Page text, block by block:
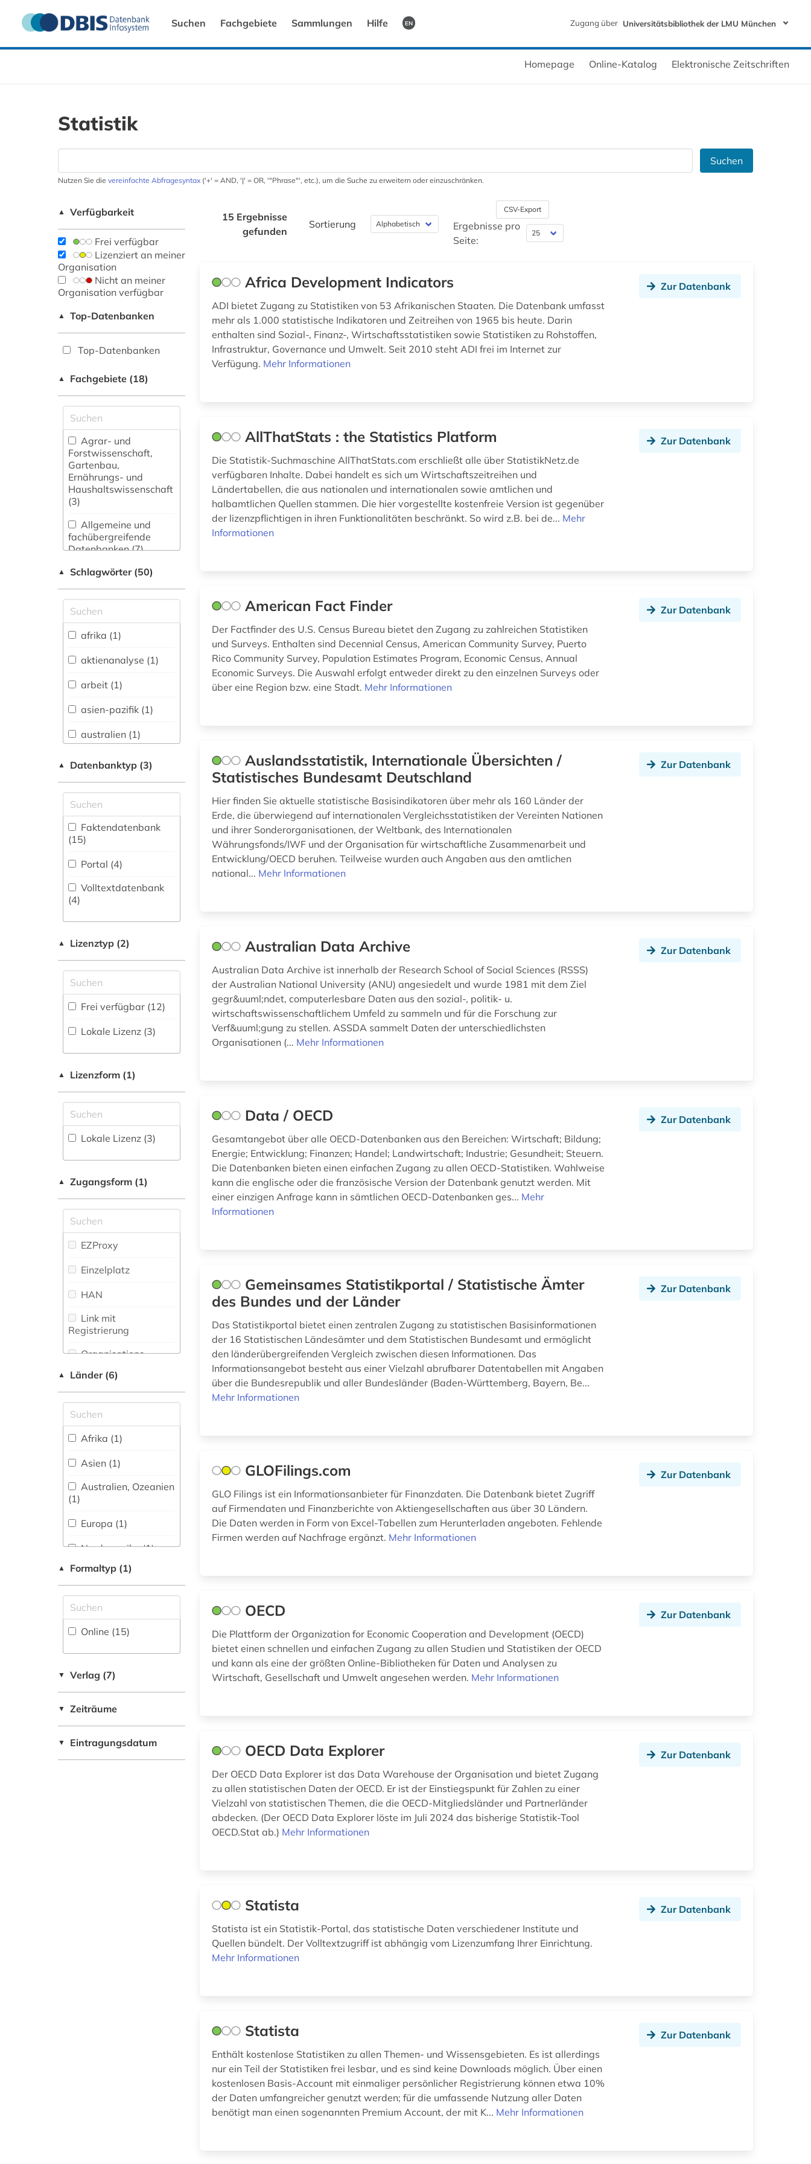
Suchen Fachgebiete Sammlungen Hilfe EN Zugang über Universitätsbibliothek der LMU München
Homepage Online-Katalog Elektronische Zeitschriften
Statistik
Suchen
Nutzen Sie die vereinfachte Abfragesyntax ('+' = AND, '|' = OR, '"Phrase"', etc.), um die Suche zu erweitern oder einzuschränken.
▲ Verfügbarkeit
Frei verfügbar
Lizenziert an meiner
Organisation
Nicht an meiner
Organisation verfügbar
▲ Top-Datenbanken
Top-Datenbanken
▲ Fachgebiete (18)
Agrar- und
Forstwissenschaft,
Gartenbau,
Ernährungs- und
Haushaltswissenschaft
(3)
Allgemeine und
fachübergreifende
Datenbanken (7)
Energietechnik (4)
Ethnologie (1)
Geographie (1)
Gesundheitswissenschaften
Natur- und
Pädagogik (3)
Politologie (7)
Rechtswissenschaft
(2)
Soziologie (11)
Statistik (15)
Theologie und
Religionswissenschaften
(1)
und Fertigungstechnik (1)
▲ Schlagwörter (50)
afrika (1)
aktienanalyse (1)
arbeit (1)
asien-pazifik (1)
australien (1)
bevölkerungsstatistik
(1)
bildung (1)
datenanalyse (1)
deutschland (1)
dienstleistung (1)
europa (1)
faktendatenbank (1)
finanzwirtschaft (1)
geschlechterforschung
gesellschaftswissenschaften
(1)
gesundheit (1)
gesundheitsindikator
(1)
globalisierung (1)
mitgliedsstaaten (1)
oecd (3)
oecd-staaten (1)
politikwissenschaft
(1)
sozialer indikator (1)
sozialwissenschaft
soziologie (1)
statistik (9)
statistische
datenbank (2)
steuer (1)
technologie (1)
umwelt (1)
verkehr (1)
▲ Datenbanktyp (3)
Faktendatenbank
(15)
Portal (4)
Volltextdatenbank
(4)
▲ Lizenztyp (2)
Frei verfügbar (12)
Lokale Lizenz (3)
▲ Lizenzform (1)
Lokale Lizenz (3)
▲ Zugangsform (1)
EZProxy
Einzelplatz
HAN
Link mit
Registrierung
Organisations-
Shibboleth (1)
Zugriff vor Ort
▲ Länder (6)
Afrika (1)
Asien (1)
Australien, Ozeanien
(1)
Europa (1)
Nordamerika (1)
USA (1)
▲ Formaltyp (1)
Online (15)
▼ Verlag (7)
▼ Zeiträume
▼ Eintragungsdatum
15 Ergebnisse
gefunden
Sortierung
CSV-Export
Ergebnisse pro
Seite:
Africa Development Indicators
ADI bietet Zugang zu Statistiken von 53 Afrikanischen Staaten. Die Datenbank umfasst
mehr als 1.000 statistische Indikatoren und Zeitreihen von 1965 bis heute. Darin
enthalten sind Sozial-, Finanz-, Wirtschaftsstatistiken sowie Statistiken zu Rohstoffen,
Infrastruktur, Governance und Umwelt. Seit 2010 steht ADI frei im Internet zur
Verfügung. Mehr Informationen
Zur Datenbank
AllThatStats : the Statistics Platform
Die Statistik-Suchmaschine AllThatStats.com erschließt alle über StatistikNetz.de
verfügbaren Inhalte. Dabei handelt es sich um Wirtschaftszeitreihen und
Ländertabellen, die aus nationalen und internationalen sowie amtlichen und
halbamtlichen Quellen stammen. Die hier vorgestellte kostenfreie Version ist gegenüber
der lizenzpflichtigen in ihren Funktionalitäten beschränkt. So wird z.B. bei de... Mehr
Informationen
Zur Datenbank
American Fact Finder
Der Factfinder des U.S. Census Bureau bietet den Zugang zu zahlreichen Statistiken
und Surveys. Enthalten sind Decennial Census, American Community Survey, Puerto
Rico Community Survey, Population Estimates Program, Economic Census, Annual
Economic Surveys. Die Auswahl erfolgt entweder direkt zu den einzelnen Surveys oder
über eine Region bzw. eine Stadt. Mehr Informationen
Zur Datenbank
Auslandsstatistik, Internationale Übersichten /
Statistisches Bundesamt Deutschland
Hier finden Sie aktuelle statistische Basisindikatoren über mehr als 160 Länder der
Erde, die überwiegend auf internationalen Vergleichsstatistiken der Vereinten Nationen
und ihrer Sonderorganisationen, der Weltbank, des Internationalen
Währungsfonds/IWF und der Organisation für wirtschaftliche Zusammenarbeit und
Entwicklung/OECD beruhen. Teilweise wurden auch Angaben aus den amtlichen
national... Mehr Informationen
Zur Datenbank
Australian Data Archive
Australian Data Archive ist innerhalb der Research School of Social Sciences (RSSS)
der Australian National University (ANU) angesiedelt und wurde 1981 mit dem Ziel
gegr&uuml;ndet, computerlesbare Daten aus den sozial-, politik- u.
wirtschaftswissenschaftlichem Umfeld zu sammeln und für die Forschung zur
Verf&uuml;gung zu stellen. ASSDA sammelt Daten der unterschiedlichsten
Organisationen (... Mehr Informationen
Zur Datenbank
Data / OECD
Gesamtangebot über alle OECD-Datenbanken aus den Bereichen: Wirtschaft; Bildung;
Energie; Entwicklung; Finanzen; Handel; Landwirtschaft; Industrie; Gesundheit; Steuern.
Die Datenbanken bieten einen einfachen Zugang zu allen OECD-Statistiken. Wahlweise
kann die englische oder die französische Version der Datenbank genutzt werden. Mit
einer einzigen Anfrage kann in sämtlichen OECD-Datenbanken ges... Mehr
Informationen
Zur Datenbank
Gemeinsames Statistikportal / Statistische Ämter
des Bundes und der Länder
Das Statistikportal bietet einen zentralen Zugang zu statistischen Basisinformationen
der 16 Statistischen Ländesämter und dem Statistischen Bundesamt und ermöglicht
den länderübergreifenden Vergleich zwischen diesen Informationen. Das
Informationsangebot besteht aus einer Vielzahl abrufbarer Datentabellen mit Angaben
über die Bundesrepublik und aller Bundesländer (Baden-Württemberg, Bayern, Be...
Mehr Informationen
Zur Datenbank
GLOFilings.com
GLO Filings ist ein Informationsanbieter für Finanzdaten. Die Datenbank bietet Zugriff
auf Firmendaten und Finanzberichte von Aktiengesellschaften aus über 30 Ländern.
Die Daten werden in Form von Excel-Tabellen zum Herunterladen angeboten. Fehlende
Firmen werden auf Nachfrage ergänzt. Mehr Informationen
Zur Datenbank
OECD
Die Plattform der Organization for Economic Cooperation and Development (OECD)
bietet einen schnellen und einfachen Zugang zu allen Studien und Statistiken der OECD
und kann als eine der größten Online-Bibliotheken für Daten und Analysen zu
Wirtschaft, Gesellschaft und Umwelt angesehen werden. Mehr Informationen
Zur Datenbank
OECD Data Explorer
Der OECD Data Explorer ist das Data Warehouse der Organisation und bietet Zugang
zu allen statistischen Daten der OECD. Er ist der Einstiegspunkt für Zahlen zu einer
Vielzahl von statistischen Themen, die die OECD-Mitgliedsländer und Partnerländer
abdecken. (Der OECD Data Explorer löste im Juli 2024 das bisherige Statistik-Tool
OECD.Stat ab.) Mehr Informationen
Zur Datenbank
Statista
Statista ist ein Statistik-Portal, das statistische Daten verschiedener Institute und
Quellen bündelt. Der Volltextzugriff ist abhängig vom Lizenzumfang Ihrer Einrichtung.
Mehr Informationen
Zur Datenbank
Statista
Enthält kostenlose Statistiken zu allen Themen- und Wissensgebieten. Es ist allerdings
nur ein Teil der Statistiken frei lesbar, und es sind keine Downloads möglich. Über einen
kostenlosen Basis-Account mit einmaliger persönlicher Registrierung können etwa 10%
der Daten umfangreicher genutzt werden; für die umfassende Nutzung aller Daten
benötigt man einen sogenannten Premium Account, der mit K... Mehr Informationen
Zur Datenbank